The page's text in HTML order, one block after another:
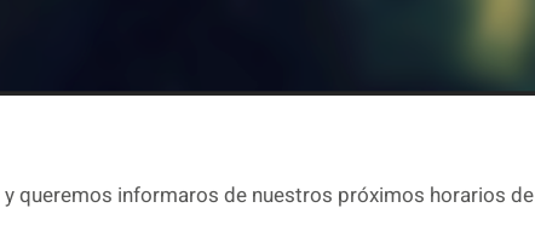
y queremos informaros de nuestros próximos horarios de